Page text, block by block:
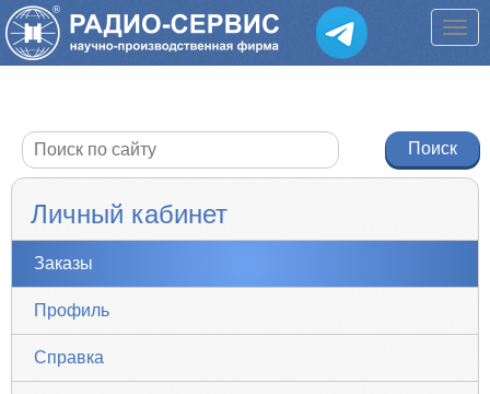
Личный кабинет
Заказы
Профиль
Справка